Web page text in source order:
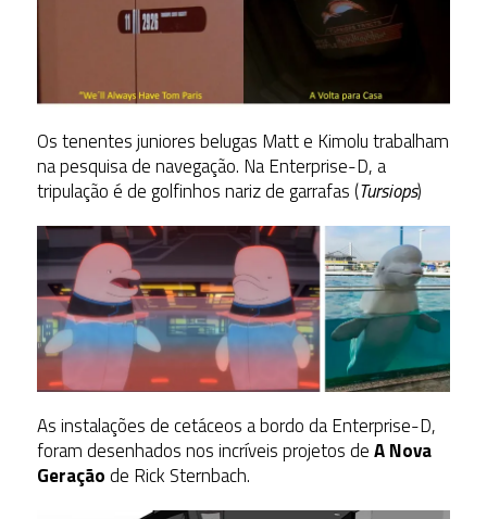
Os tenentes juniores belugas Matt e Kimolu trabalham
na pesquisa de navegação. Na Enterprise-D, a
tripulação é de golfinhos nariz de garrafas (Tursiops)
As instalações de cetáceos a bordo da Enterprise-D,
foram desenhados nos incríveis projetos deA Nova
Geraçãode Rick Sternbach.